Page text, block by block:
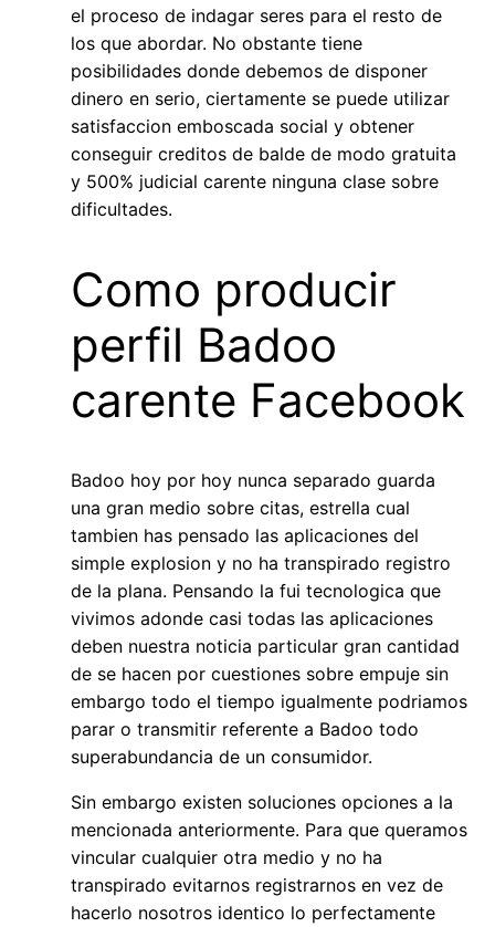
el proceso de indagar seres para el resto de
los que abordar. No obstante tiene
posibilidades donde debemos de disponer
dinero en serio, ciertamente se puede utilizar
satisfaccion emboscada social y obtener
conseguir creditos de balde de modo gratuita
y 500% judicial carente ninguna clase sobre
dificultades.
Como producir
perfil Badoo
carente Facebook
Badoo hoy por hoy nunca separado guarda
una gran medio sobre citas, estrella cual
tambien has pensado las aplicaciones del
simple explosion y no ha transpirado registro
de la plana. Pensando la fui tecnologica que
vivimos adonde casi todas las aplicaciones
deben nuestra noticia particular gran cantidad
de se hacen por cuestiones sobre empuje sin
embargo todo el tiempo igualmente podriamos
parar o transmitir referente a Badoo todo
superabundancia de un consumidor.
Sin embargo existen soluciones opciones a la
mencionada anteriormente. Para que queramos
vincular cualquier otra medio y no ha
transpirado evitarnos registrarnos en vez de
hacerlo nosotros identico lo perfectamente